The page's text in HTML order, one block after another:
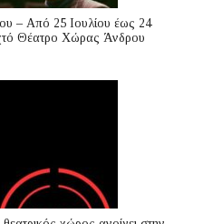
– Από 25 Ιουλίου έως 24
Θέατρο Χώρας Άνδρου